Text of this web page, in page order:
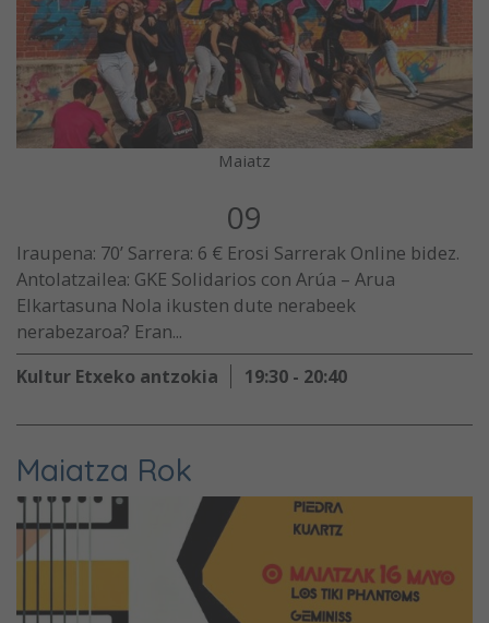
Maiatz
09
Iraupena: 70’ Sarrera: 6 € Erosi Sarrerak Online bidez.
Antolatzailea: GKE Solidarios con Arúa – Arua
Elkartasuna Nola ikusten dute nerabeek
nerabezaroa? Eran...
Kultur Etxeko antzokia 19:30 - 20:40
Maiatza Rok